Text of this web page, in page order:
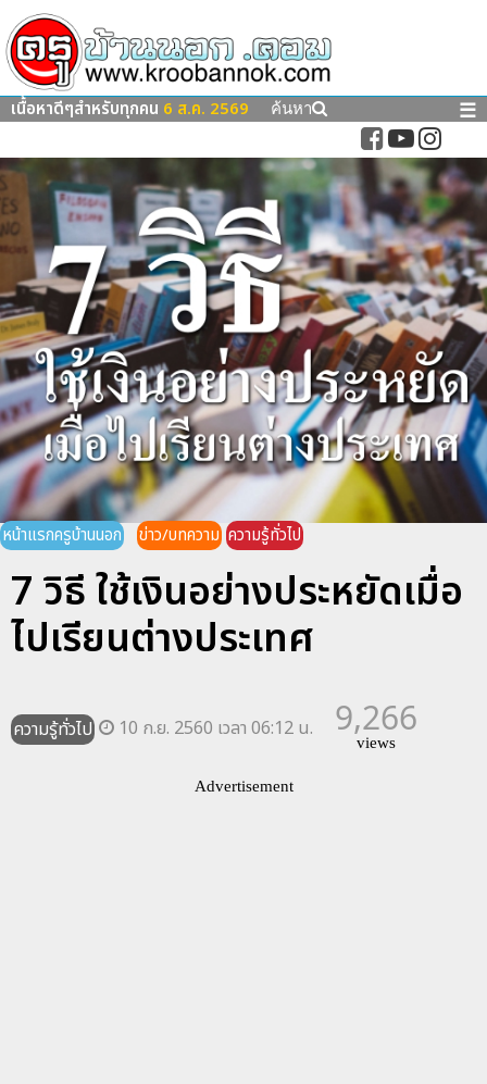
เนื้อหาดีๆสำหรับทุกคน 6 ส.ค. 2569 ค้นหา ☰
หน้าแรกครูบ้านนอก ข่าว/บทความ ความรู้ทั่วไป
7 วิธี ใช้เงินอย่างประหยัดเมื่อ
ไปเรียนต่างประเทศ
ความรู้ทั่วไป 10 ก.ย. 2560 เวลา 06:12 น. 9,266
views
Advertisement